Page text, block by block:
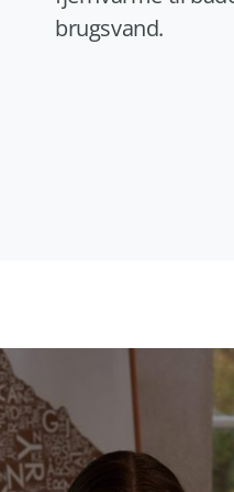
brugsvand.